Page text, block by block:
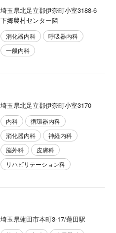
埼玉県北足立郡伊奈町小室3188-6
下郷農村センター隣
消化器内科
呼吸器内科
一般内科
埼玉県北足立郡伊奈町小室3170
内科
循環器内科
消化器内科
神経内科
脳外科
皮膚科
リハビリテーション科
埼玉県蓮田市本町3-17/蓮田駅